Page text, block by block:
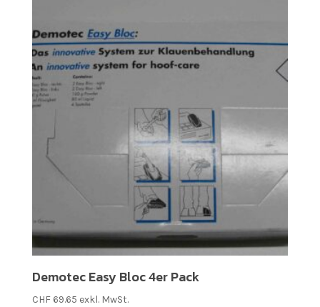
Demotec Easy Bloc 4er Pack
CHF69.65 exkl. MwSt.